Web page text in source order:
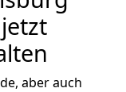
aber auch